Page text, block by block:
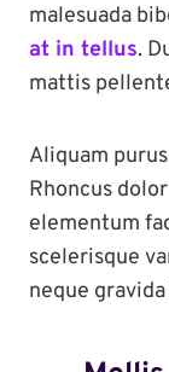
malesuada
at in tellus.
mattis
Aliquam
Rhoncus
elementum
scelerisque
neque